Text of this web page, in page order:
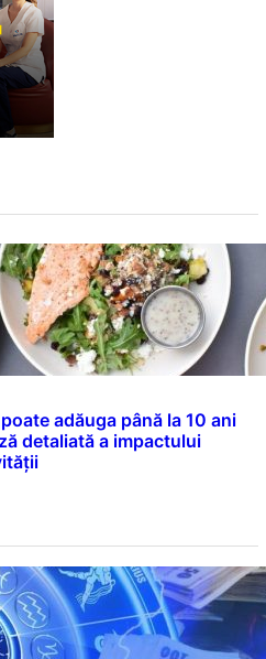
adăuga până la 10 ani
detaliată a impactului